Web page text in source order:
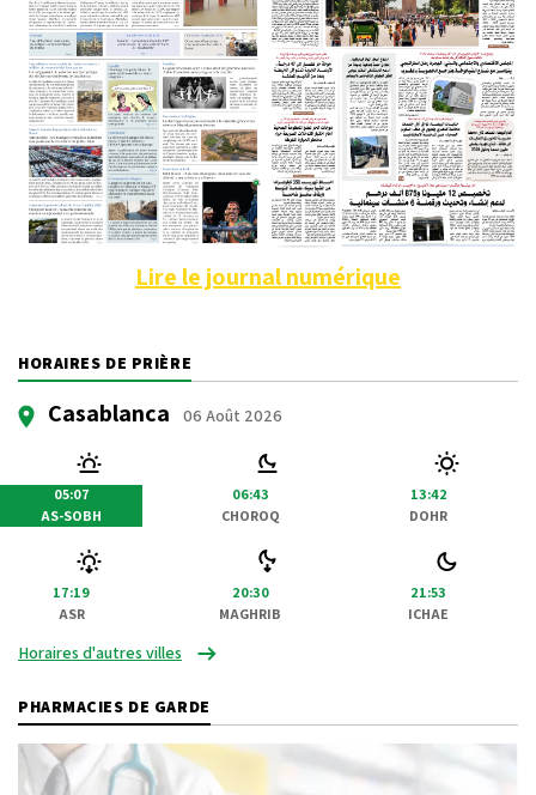
Lire le journal numérique
HORAIRES DE PRIÈRE
Casablanca 06 Août 2026
05:07
AS-SOBH
06:43
CHOROQ
13:42
DOHR
17:19
ASR
20:30
MAGHRIB
21:53
ICHAE
Horaires d'autres villes
PHARMACIES DE GARDE